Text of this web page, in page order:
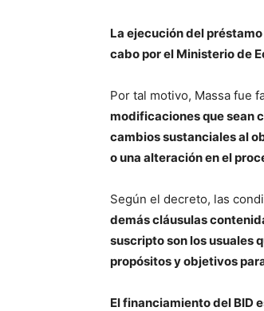
La ejecución del
cabo por el Ministerio de
Por tal motivo, Massa fue
modificaciones que sean
cambios sustanciales al
o una alteración en el
Según el decreto, las
demás cláusulas
suscripto son los usuales
propósitos y objetivos
El financiamiento del BID